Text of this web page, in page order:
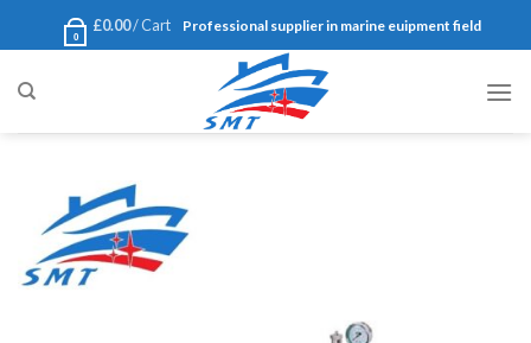
Professional supplier in marine euipment field
Cart /
£0.00
0